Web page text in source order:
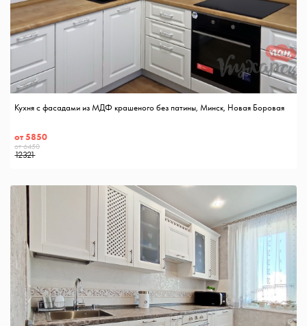
Кухня с фасадами из МДФ крашеного без патины, Минск, Новая Боровая
от 5850
от 6450
12321